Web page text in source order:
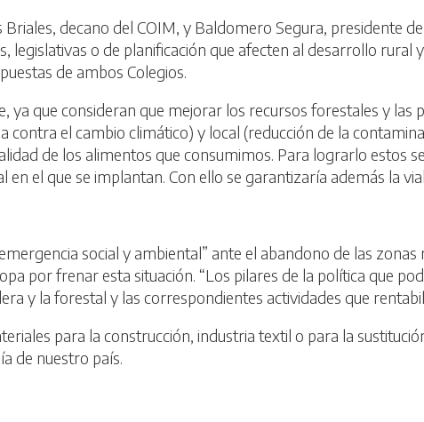
decano del COIM, y Baldomero Segura, presidente
legislativas o de planificación que afecten al desarrollo
de ambos Colegios.
ya que consideran que mejorar los recursos forestales y las
el cambio climático) y local (reducción de la
de los alimentos que consumimos. Para lograrlo estos
el que se implantan. Con ello se garantizaría además la
social y ambiental” ante el abandono de las
por frenar esta situación. “Los pilares de la política que
y la forestal y las correspondientes actividades que
para la construcción, industria textil o para la
de nuestro país.